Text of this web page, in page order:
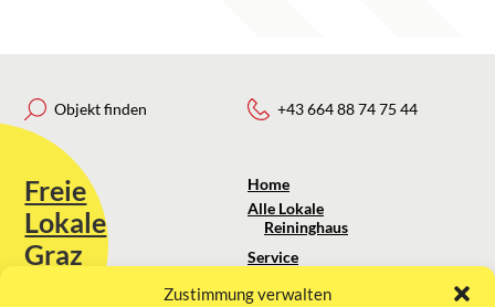
Zustimmung verwalten
Objekt finden
Freie
Lokale
Graz
Sie erreichen uns unter:
+43 664 88 74 75 44
Home
Alle Lokale
Reininghaus
Service